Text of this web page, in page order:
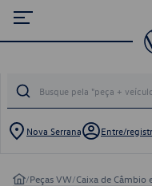
Nova Serrana Entre/
/Peças VW/Caixa de Câmbio